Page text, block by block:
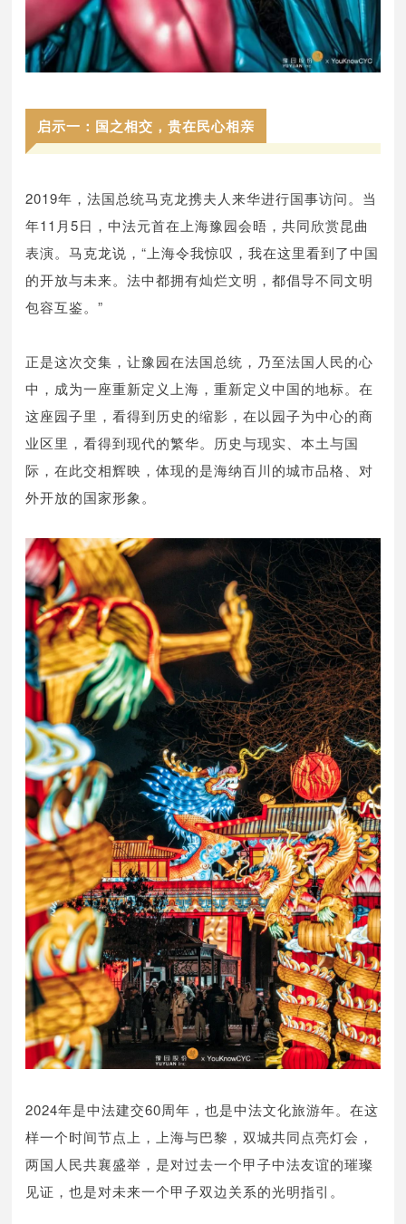
启示一：国之相交，贵在民心相亲
2019年，法国总统马克龙携夫人来华进行国事访问。当
年11月5日，中法元首在上海豫园会晤，共同欣赏昆曲
表演。马克龙说，“上海令我惊叹，我在这里看到了中国
的开放与未来。法中都拥有灿烂文明，都倡导不同文明
包容互鉴。”
正是这次交集，让豫园在法国总统，乃至法国人民的心
中，成为一座重新定义上海，重新定义中国的地标。在
这座园子里，看得到历史的缩影，在以园子为中心的商
业区里，看得到现代的繁华。历史与现实、本土与国
际，在此交相辉映，体现的是海纳百川的城市品格、对
外开放的国家形象。
2024年是中法建交60周年，也是中法文化旅游年。在这
样一个时间节点上，上海与巴黎，双城共同点亮灯会，
两国人民共襄盛举，是对过去一个甲子中法友谊的璀璨
见证，也是对未来一个甲子双边关系的光明指引。